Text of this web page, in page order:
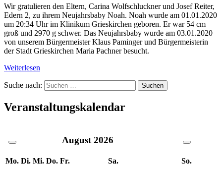
Wir gratulieren den Eltern, Carina Wolfschluckner und Josef Reiter,
Edern 2, zu ihrem Neujahrsbaby Noah. Noah wurde am 01.01.2020
um 20:34 Uhr im Klinikum Grieskirchen geboren. Er war 54 cm
groß und 2970 g schwer. Das Neujahrsbaby wurde am 03.01.2020
von unserem Bürgermeister Klaus Paminger und Bürgermeisterin
der Stadt Grieskirchen Maria Pachner besucht.
Weiterlesen
Suche nach:
Veranstaltungskalendar
August 2026
Mo. Di. Mi. Do. Fr. Sa.
So.